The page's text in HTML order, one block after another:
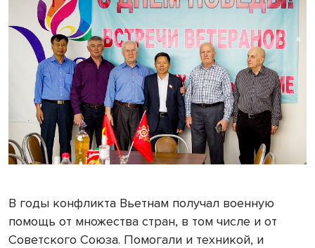
В годы конфликта Вьетнам получал военную
помощь от множества стран, в том числе и от
Советского Союза. Помогали и техникой, и